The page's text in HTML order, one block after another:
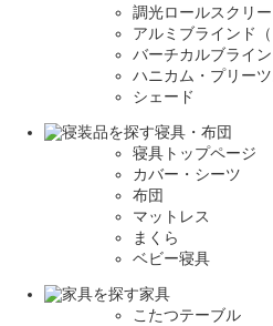
調光ロールスクリ
アルミブラインド
バーチカルブライ
ハニカム・プリー
シェード
寝具・布団
寝具トップページ
カバー・シーツ
布団
マットレス
まくら
ベビー寝具
家具
こたつテーブル